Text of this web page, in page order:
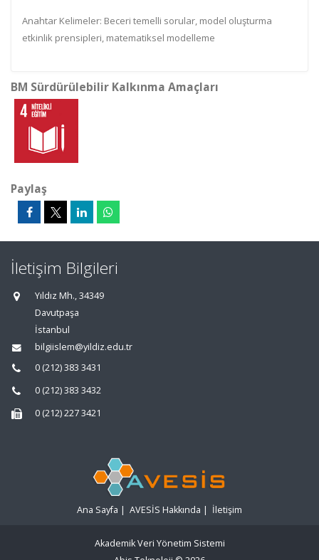
Anahtar Kelimeler: Beceri temelli sorular, model oluşturma
etkinlik prensipleri, matematiksel modelleme
BM Sürdürülebilir Kalkınma Amaçları
Paylaş
İletişim Bilgileri
Yıldız Mh., 34349
Davutpaşa
İstanbul
bilgiislem@yildiz.edu.tr
0 (212) 383 3431
0 (212) 383 3432
0 (212) 227 3421
Ana Sayfa | AVESİS Hakkında | İletişim
Akademik Veri Yönetim Sistemi